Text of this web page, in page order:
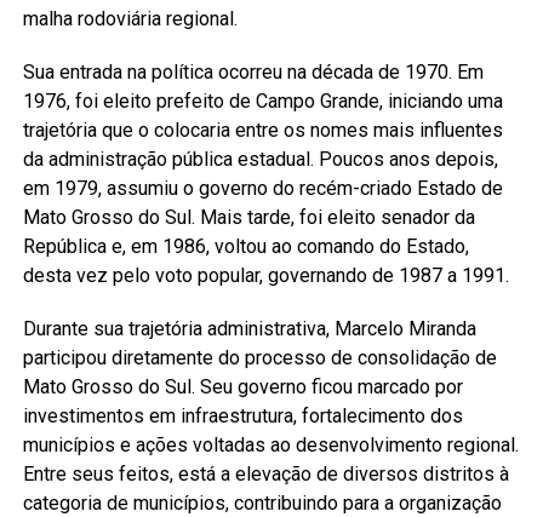
malha rodoviária regional.
Sua entrada na política ocorreu na década de 1970. Em
1976, foi eleito prefeito de Campo Grande, iniciando uma
trajetória que o colocaria entre os nomes mais influentes
da administração pública estadual. Poucos anos depois,
em 1979, assumiu o governo do recém-criado Estado de
Mato Grosso do Sul. Mais tarde, foi eleito senador da
República e, em 1986, voltou ao comando do Estado,
desta vez pelo voto popular, governando de 1987 a 1991.
Durante sua trajetória administrativa, Marcelo Miranda
participou diretamente do processo de consolidação de
Mato Grosso do Sul. Seu governo ficou marcado por
investimentos em infraestrutura, fortalecimento dos
municípios e ações voltadas ao desenvolvimento regional.
Entre seus feitos, está a elevação de diversos distritos à
categoria de municípios, contribuindo para a organização